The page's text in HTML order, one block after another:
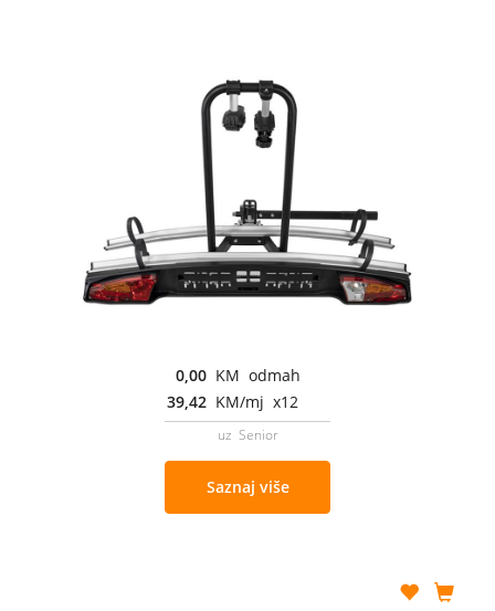
0,00 KM odmah
39,42 KM/mj x12
uz Senior
Saznaj više